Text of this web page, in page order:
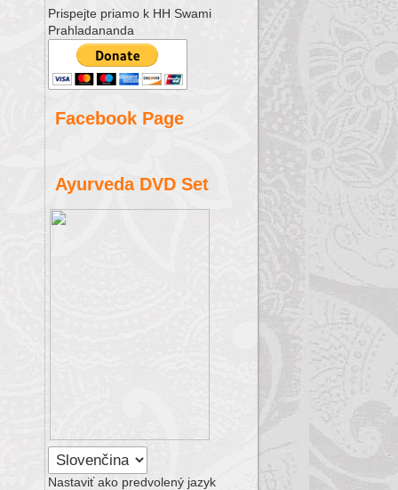
Prispejte priamo k HH Swami
Prahladananda
Facebook Page
Ayurveda DVD Set
Nastaviť ako predvolený jazyk